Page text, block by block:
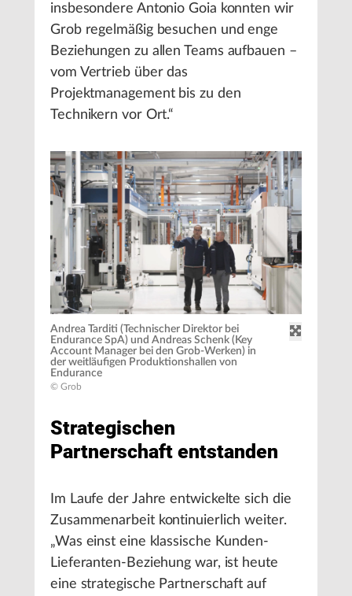
insbesondere Antonio Goia konnten wir
Grob regelmäßig besuchen und enge
Beziehungen zu allen Teams aufbauen –
vom Vertrieb über das
Projektmanagement bis zu den
Technikern vor Ort.“
Andrea Tarditi (Technischer Direktor bei
Endurance SpA) und Andreas Schenk (Key
Account Manager bei den Grob-Werken) in
der weitläufigen Produktionshallen von
Endurance
© Grob
Strategischen
Partnerschaft entstanden
Im Laufe der Jahre entwickelte sich die
Zusammenarbeit kontinuierlich weiter.
„Was einst eine klassische Kunden-
Lieferanten-Beziehung war, ist heute
eine strategische Partnerschaft auf